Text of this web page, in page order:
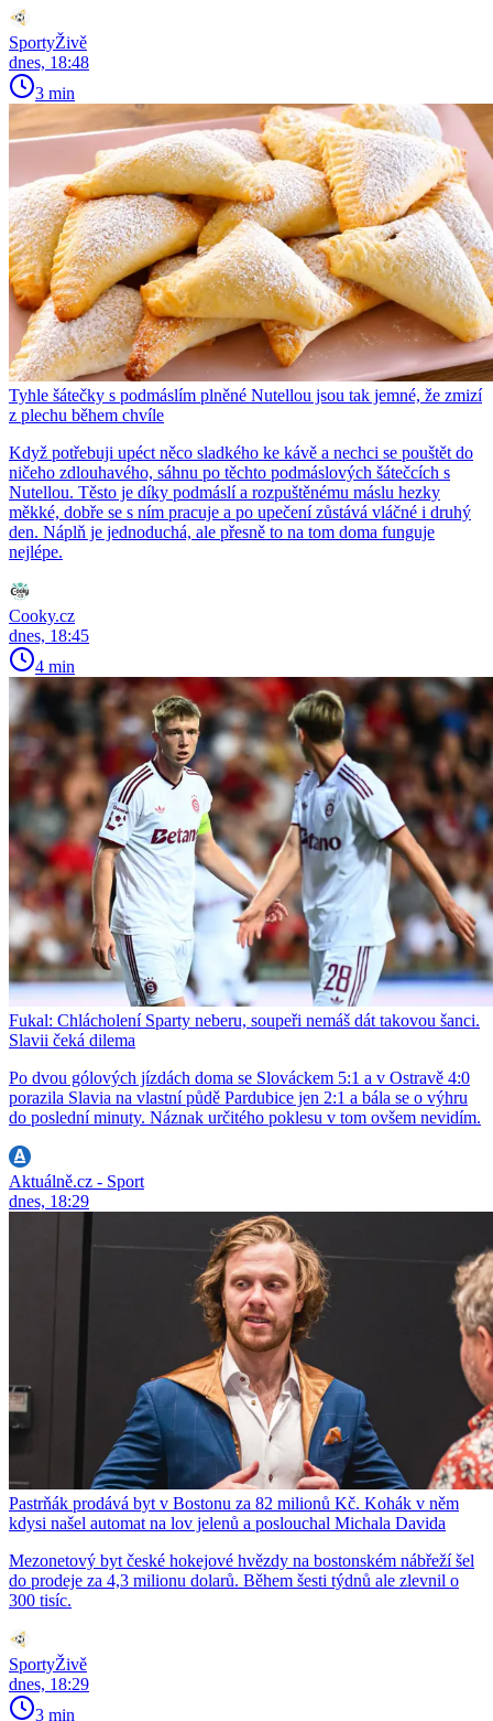
SportyŽivě
dnes, 18:48
3 min
Tyhle šátečky s podmáslím plněné Nutellou jsou tak jemné, že zmizí
z plechu během chvíle
Když potřebuji upéct něco sladkého ke kávě a nechci se pouštět do
ničeho zdlouhavého, sáhnu po těchto podmáslových šátečcích s
Nutellou. Těsto je díky podmáslí a rozpuštěnému máslu hezky
měkké, dobře se s ním pracuje a po upečení zůstává vláčné i druhý
den. Náplň je jednoduchá, ale přesně to na tom doma funguje
nejlépe.
Cooky.cz
dnes, 18:45
4 min
Fukal: Chlácholení Sparty neberu, soupeři nemáš dát takovou šanci.
Slavii čeká dilema
Po dvou gólových jízdách doma se Slováckem 5:1 a v Ostravě 4:0
porazila Slavia na vlastní půdě Pardubice jen 2:1 a bála se o výhru
do poslední minuty. Náznak určitého poklesu v tom ovšem nevidím.
Aktuálně.cz - Sport
dnes, 18:29
Pastrňák prodává byt v Bostonu za 82 milionů Kč. Kohák v něm
kdysi našel automat na lov jelenů a poslouchal Michala Davida
Mezonetový byt české hokejové hvězdy na bostonském nábřeží šel
do prodeje za 4,3 milionu dolarů. Během šesti týdnů ale zlevnil o
300 tisíc.
SportyŽivě
dnes, 18:29
3 min